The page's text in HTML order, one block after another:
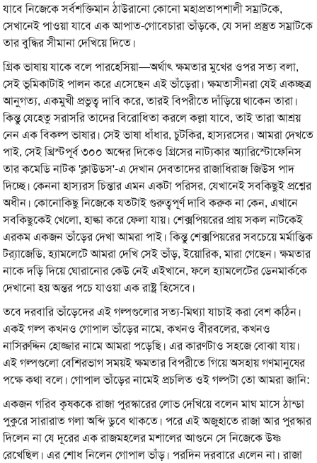
যাবে নিজেকে সর্বশক্তিমান ঠাউরানো কোনো মহাপ্রতাপশালী সম্রাটকে,
সেখানেই পাওয়া যাবে এক আপাত-গোবেচারা ভাঁড়কে, যে সদা প্রস্তুত সম্রাটকে
তার বুদ্ধির সীমানা দেখিয়ে দিতে।
গ্রিক ভাষায় যাকে বলে পারহেসিয়া—অর্থাৎ ক্ষমতার মুখের ওপর সত্য বলা,
সেই ভূমিকাটাই পালন করে এসেছেন এই ভাঁড়েরা। ক্ষমতাসীনরা যেই একচ্ছত্র
আনুগত্য, একমুখী প্রভুত্ব দাবি করে, তারই বিপরীতে দাঁড়িয়ে থাকেন তারা।
কিন্তু যেহেতু সরাসরি তাদের বিরোধিতা করলে কল্লা যাবে, তাই তারা আশ্রয়
নেন এক বিকল্প ভাষার। সেই ভাষা ধাঁধার, চুটকির, হাস্যরসের। আমরা দেখতে
পাই, সেই খ্রিস্টপূর্ব ৩০০ অব্দের দিকেও গ্রিসের নাট্যকার অ্যারিস্টোফেনিস
তার কমেডি নাটক 'ক্লাউডস'-এ দেখান দেবতাদের রাজাধিরাজ জিউস পাদ
দিচ্ছে। কেননা হাস্যরস চিন্তার এমন একটা পরিসর, যেখানেই সবকিছুই প্রশ্নের
অধীন। কোনোকিছু নিজেকে যতটাই গুরুত্বপূর্ণ দাবি করুক না কেন, এখানে
সবকিছুকেই খেলো, হাল্কা করে ফেলা যায়। শেক্সপিয়রের প্রায় সকল নাটকেই
এরকম একজন ভাঁড়ের দেখা আমরা পাই। কিন্তু শেক্সপিয়রের সবচেয়ে মর্মান্তিক
ট্র‍্যাজেডি, হ্যামলেটে আমরা দেখি সেই ভাঁড়, ইয়োরিক, মারা গেছেন। ক্ষমতার
নাকে দড়ি দিয়ে ঘোরানোর কেউ নেই এইখানে, ফলে হ্যামলেটের ডেনমার্ককে
দেখানো হয় অন্তর পচে যাওয়া এক রাষ্ট্র হিসেবে।
তবে দরবারি ভাঁড়েদের এই গল্পগুলোর সত্য-মিথ্যা যাচাই করা বেশ কঠিন।
একই গল্প কখনও গোপাল ভাঁড়ের নামে, কখনও বীরবলের, কখনও
নাসিরুদ্দিন হোজ্জার নামে আমরা পড়েছি। এর কারণটাও সহজে বোঝা যায়।
এই গল্পগুলো বেশিরভাগ সময়ই ক্ষমতার বিপরীতে গিয়ে অসহায় গণমানুষের
পক্ষে কথা বলে। গোপাল ভাঁড়ের নামেই প্রচলিত ওই গল্পটা তো আমরা জানি:
একজন গরিব কৃষককে রাজা পুরস্কারের লোভ দেখিয়ে বলেন মাঘ মাসে ঠান্ডা
পুকুরে সারারাত গলা অব্দি ডুবে থাকতে। পরে এই অজুহাতে রাজা আর পুরস্কার
দিলেন না যে দূরের এক রাজমহলের মশালের আগুনে সে নিজেকে উষ্ণ
রেখেছিল। এর শোধ নিলেন গোপাল ভাঁড়। পরদিন দরবারে এলেন না। রাজা